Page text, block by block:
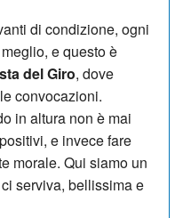
di condizione, ogni
e questo è
del Giro, dove
convocazioni.
in altura non è mai
e invece fare
morale. Qui siamo un
serviva, bellissima e